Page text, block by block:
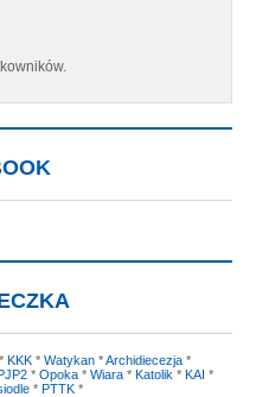
KKK* Watykan*Archidiecezja*
* Opoka * Wiara * Katolik * KAI *
* PTTK*